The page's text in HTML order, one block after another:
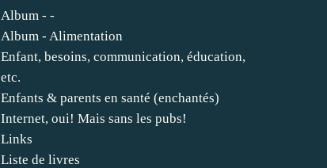
Album - -
Album - Alimentation
Enfant, besoins, communication, éducation,
etc.
Enfants & parents en santé (enchantés)
Internet, oui! Mais sans les pubs!
Links
Liste de livres